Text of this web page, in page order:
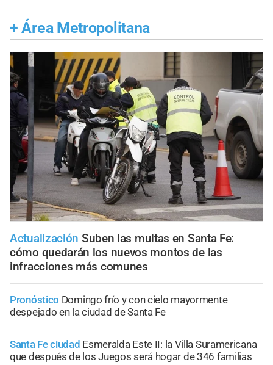
+ Área Metropolitana
Actualización Suben las multas en Santa Fe:
cómo quedarán los nuevos montos de las
infracciones más comunes
Pronóstico Domingo frío y con cielo mayormente
despejado en la ciudad de Santa Fe
Santa Fe ciudad Esmeralda Este II: la Villa Suramericana
que después de los Juegos será hogar de 346 familias